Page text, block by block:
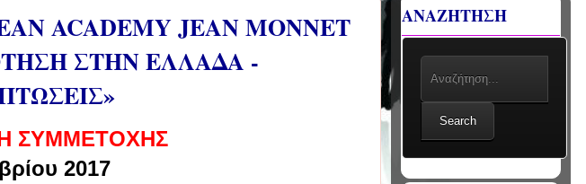
ACADEMY JEAN MONNET
ΣΤΗΝ ΕΛΛΑΔΑ -
ΣΥΜΜΕΤΟΧΗΣ
2017
ΑΝΑΖΗΤΗΣΗ
Search